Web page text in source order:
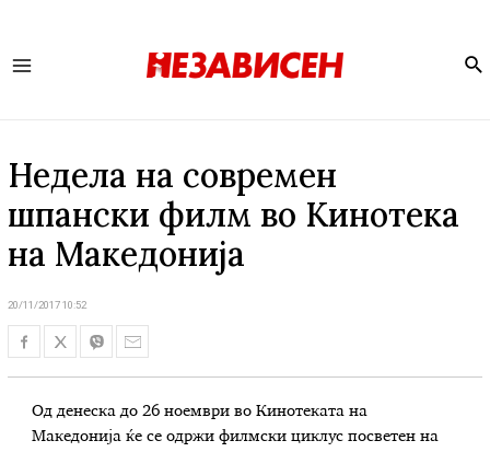
Недела на современ
шпански филм во Кинотека
на Македонија
20/11/2017 10:52
Од денеска до 26 ноември во Кинотеката на
Македонија ќе се одржи филмски циклус посветен на